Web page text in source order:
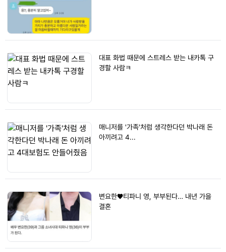
대표 화법 때문에 스트레스 받는 내카톡 구
경할 사람ㅋ
매니저를 '가족'처럼 생각한다던 박나래 돈
아끼려고 4...
변요한♥티파니 영, 부부된다… 내년 가을
결혼